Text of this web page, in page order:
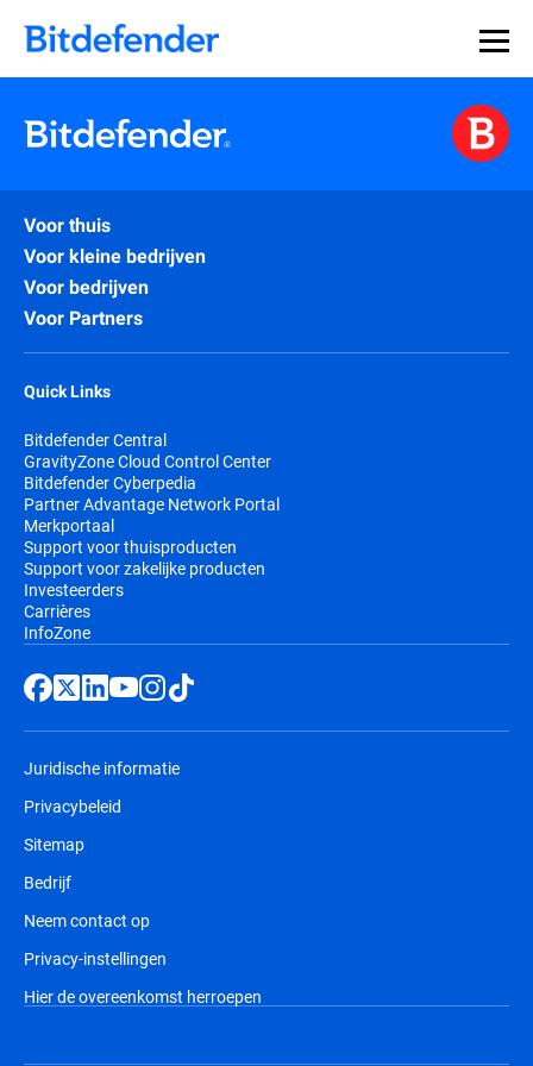
Voor thuis
Voor kleine bedrijven
Voor bedrijven
Voor Partners
Quick Links
Bitdefender Central
GravityZone Cloud Control Center
Bitdefender Cyberpedia
Partner Advantage Network Portal
Merkportaal
Support voor thuisproducten
Support voor zakelijke producten
Investeerders
Carrières
InfoZone
Juridische informatie
Privacybeleid
Sitemap
Bedrijf
Neem contact op
Privacy-instellingen
Hier de overeenkomst herroepen